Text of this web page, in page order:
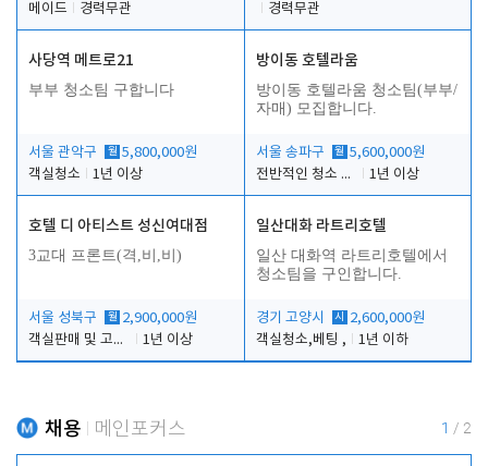
메이드
경력무관
경력무관
사당역 메트로21
부부 청소팀 구합니다
서울 관악구 월 5,800,000원
객실청소
1년 이상
방이동 호텔라움
방이동 호텔라움 청소팀(부부/
자매) 모집합니다.
서울 송파구 월 5,600,000원
전반적인 청소 업무(객실청소.객실정리)
1년 이상
호텔 디 아티스트 성신여대점
3교대 프론트(격,비,비)
서울 성북구 월 2,900,000원
객실판매 및 고객응대
1년 이상
일산대화 라트리호텔
일산 대화역 라트리호텔에서
청소팀을 구인합니다.
경기 고양시 시
2,600,000원
객실청소,베팅 ,
1년 이하
채용 메인포커스 1 / 2